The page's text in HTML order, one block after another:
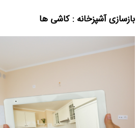
بازسازی آشپزخانه : کاشی ها